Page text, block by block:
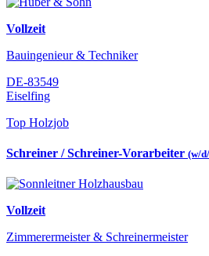
Vollzeit
Bauingenieur & Techniker
DE-83549
Eiselfing
Top Holzjob
Schreiner / Schreiner-Vorarbeiter (w/
Vollzeit
Zimmerermeister & Schreinermeister